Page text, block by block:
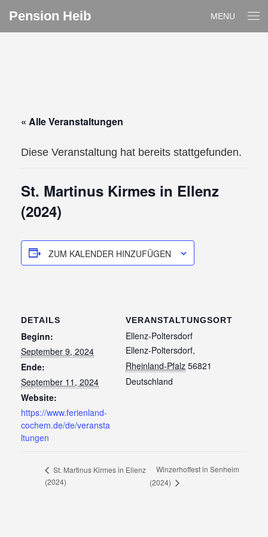
Pension Heib MENU
« Alle Veranstaltungen
Diese Veranstaltung hat bereits stattgefunden.
St. Martinus Kirmes in Ellenz
(2024)
ZUM KALENDER HINZUFÜGEN
DETAILS
Beginn:
September 9, 2024
Ende:
September 11, 2024
Website:
https://www.ferienland-
cochem.de/de/veransta
ltungen
VERANSTALTUNGSORT
Ellenz-Poltersdorf
Ellenz-Poltersdorf,
Rheinland-Pfalz 56821
Deutschland
St. Martinus Kirmes in Ellenz
(2024)
Winzerhoffest in Senheim
(2024)